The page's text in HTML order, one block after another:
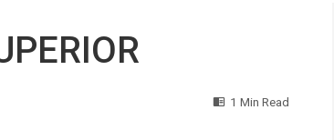
1 Min Read